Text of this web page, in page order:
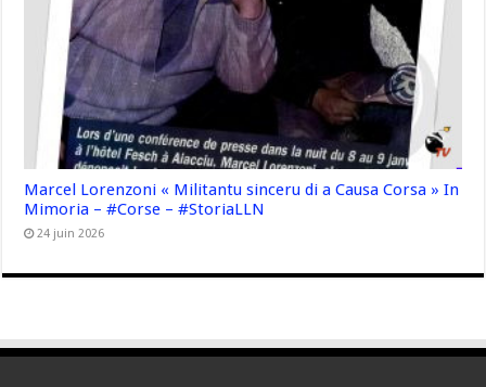
Marcel Lorenzoni « Militantu sinceru di a Causa Corsa » In
Mimoria – #Corse – #StoriaLLN
24 juin 2026